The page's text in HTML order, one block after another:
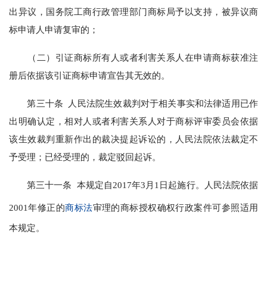
出异议，国务院工商行政管理部门商标局予以支持，被异议商
标申请人申请复审的；
（二）引证商标所有人或者利害关系人在申请商标获准注
册后依据该引证商标申请宣告其无效的。
第三十条 人民法院生效裁判对于相关事实和法律适用已作
出明确认定，相对人或者利害关系人对于商标评审委员会依据
该生效裁判重新作出的裁决提起诉讼的，人民法院依法裁定不
予受理；已经受理的，裁定驳回起诉。
第三十一条 本规定自2017年3月1日起施行。人民法院依据
2001年修正的商标法审理的商标授权确权行政案件可参照适用
本规定。